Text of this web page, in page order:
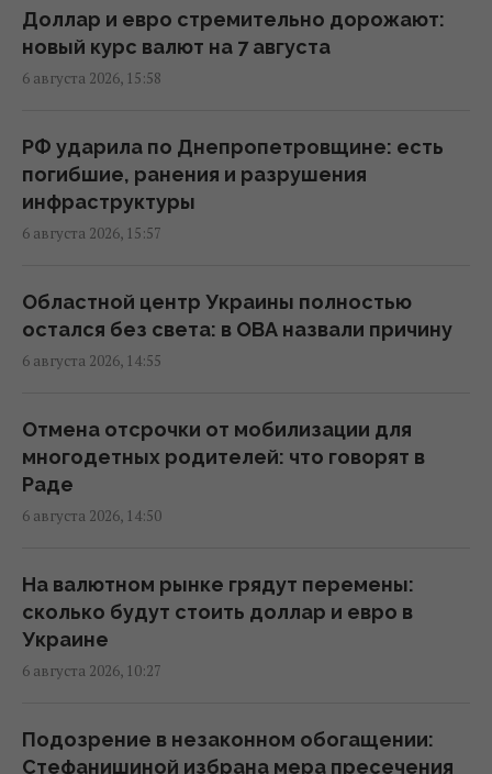
стран: Зеленский о создании украинской
баллистики
22:00 четверг, 06 августа 2026
Добраться на "ноль" становится
практически невозможной задачей, –
Business Insider
20:18 четверг, 06 августа 2026
В Польше заговорили о возможности
перехвата российских ракет над
Украиной, - PAP
В Украине появится новый праздник: что
будут отмечать 8 августа
18:04 четверг, 06 августа 2026
В Еврокомиссии отреагировали на
заявление Зеленского о сокращении
поставок ракет
17:58 четверг, 06 августа 2026
Ракет из США не хватит: эксперт объяснил
проблему с пусковыми установками РФ
Доллар и евро стремительно дорожают:
новый курс валют на 7 августа
6 августа 2026, 15:58
РФ ударила по Днепропетровщине: есть
погибшие, ранения и разрушения
инфраструктуры
6 августа 2026, 15:57
Областной центр Украины полностью
остался без света: в ОВА назвали причину
6 августа 2026, 14:55
Отмена отсрочки от мобилизации для
многодетных родителей: что говорят в
Раде
6 августа 2026, 14:50
На валютном рынке грядут перемены:
сколько будут стоить доллар и евро в
Украине
6 августа 2026, 10:27
Подозрение в незаконном обогащении:
Стефанишиной избрана мера пресечения